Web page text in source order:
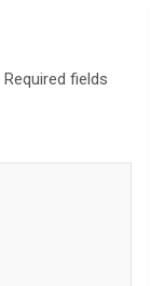
Required fields